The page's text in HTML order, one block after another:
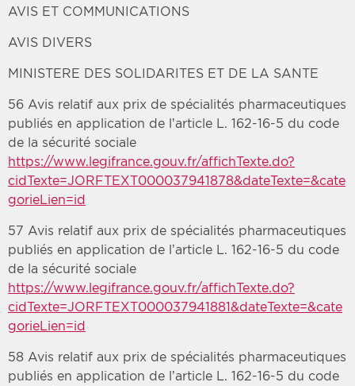
AVIS ET COMMUNICATIONS
AVIS DIVERS
MINISTERE DES SOLIDARITES ET DE LA SANTE
56 Avis relatif aux prix de spécialités pharmaceutiques
publiés en application de l’article L. 162-16-5 du code
de la sécurité sociale
https://www.legifrance.gouv.fr/affichTexte.do?
cidTexte=JORFTEXT000037941878&dateTexte=&cate
gorieLien=id
57 Avis relatif aux prix de spécialités pharmaceutiques
publiés en application de l’article L. 162-16-5 du code
de la sécurité sociale
https://www.legifrance.gouv.fr/affichTexte.do?
cidTexte=JORFTEXT000037941881&dateTexte=&cate
gorieLien=id
58 Avis relatif aux prix de spécialités pharmaceutiques
publiés en application de l’article L. 162-16-5 du code